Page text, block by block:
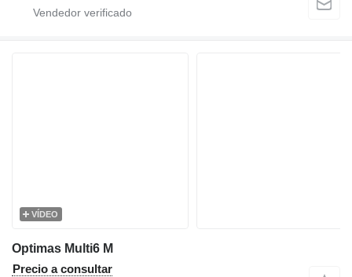
VÍDEO
Optimas Multi6 M
Precio a consultar